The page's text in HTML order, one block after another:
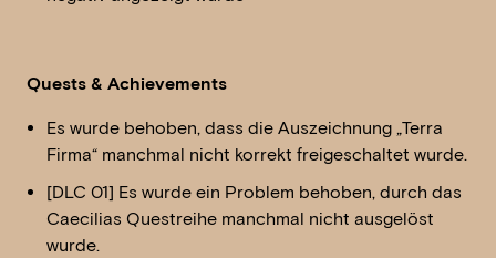
Quests & Achievements
Es wurde behoben, dass die Auszeichnung „Terra
Firma“ manchmal nicht korrekt freigeschaltet wurde.
[DLC 01] Es wurde ein Problem behoben, durch das
Caecilias Questreihe manchmal nicht ausgelöst
wurde.